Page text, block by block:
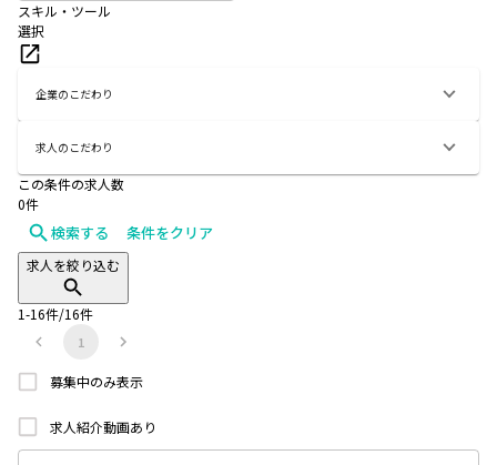
スキル・ツール
選択
企業のこだわり
求人のこだわり
この条件の求人数
0件
検索する 条件をクリア
求人を絞り込む
1-16件/16件
1
募集中のみ表示
求人紹介動画あり